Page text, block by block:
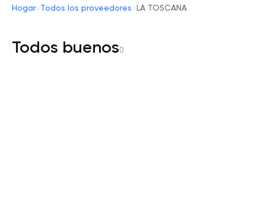
Hogar Todos los proveedores LA TOSCANA
Todos buenos0